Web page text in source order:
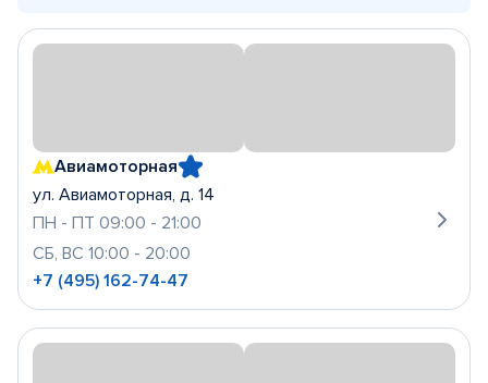
Авиамоторная
ул. Авиамоторная, д. 14
ПН - ПТ 09:00 - 21:00
СБ, ВС 10:00 - 20:00
+7 (495) 162-74-47